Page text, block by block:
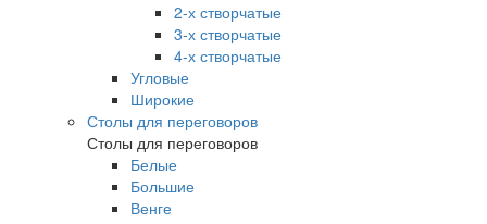
2-х створчатые
3-х створчатые
4-х створчатые
Угловые
Широкие
Столы для переговоров
Столы для переговоров
Белые
Большие
Венге